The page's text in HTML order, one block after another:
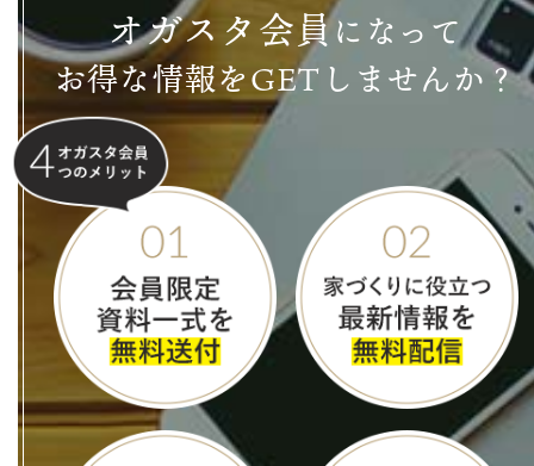
オガス タ会員になって
お得な情報をGETしませんか？